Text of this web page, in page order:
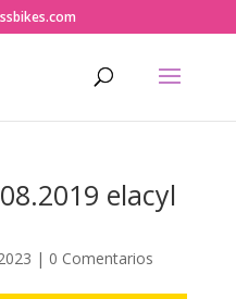
elacyl
| 0 Comentarios